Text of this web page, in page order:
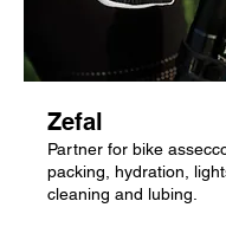
Zefal
Partner for bike
packing, hydration,
cleaning and lubing.